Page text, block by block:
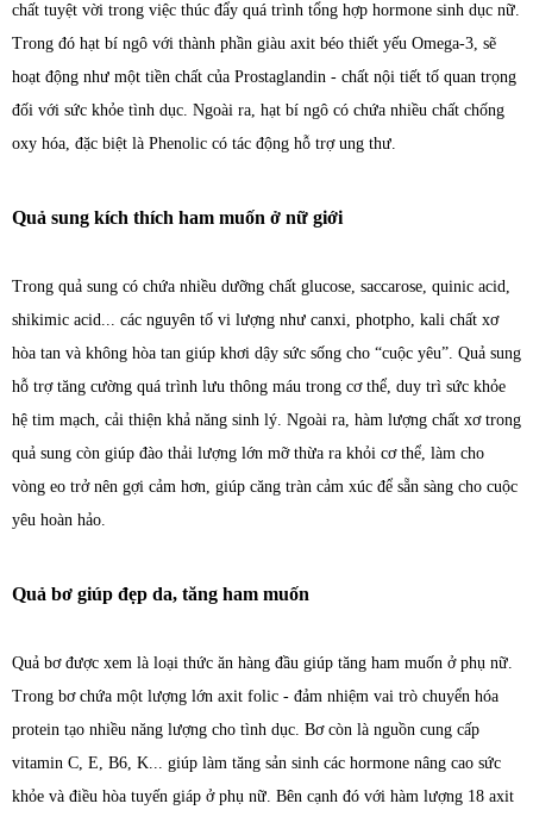
chất tuyệt vời trong việc thúc đẩy quá trình tổng hợp hormone sinh dục nữ.
Trong đó hạt bí ngô với thành phần giàu axit béo thiết yếu Omega-3, sẽ
hoạt động như một tiền chất của Prostaglandin - chất nội tiết tố quan trọng
đối với sức khỏe tình dục. Ngoài ra, hạt bí ngô có chứa nhiều chất chống
oxy hóa, đặc biệt là Phenolic có tác động hỗ trợ ung thư.
Quả sung kích thích ham muốn ở nữ giới
Trong quả sung có chứa nhiều dưỡng chất glucose, saccarose, quinic acid,
shikimic acid... các nguyên tố vi lượng như canxi, photpho, kali chất xơ
hòa tan và không hòa tan giúp khơi dậy sức sống cho “cuộc yêu”. Quả sung
hỗ trợ tăng cường quá trình lưu thông máu trong cơ thể, duy trì sức khỏe
hệ tim mạch, cải thiện khả năng sinh lý. Ngoài ra, hàm lượng chất xơ trong
quả sung còn giúp đào thải lượng lớn mỡ thừa ra khỏi cơ thể, làm cho
vòng eo trở nên gợi cảm hơn, giúp căng tràn cảm xúc để sẵn sàng cho cuộc
yêu hoàn hảo.
Quả bơ giúp đẹp da, tăng ham muốn
Quả bơ được xem là loại thức ăn hàng đầu giúp tăng ham muốn ở phụ nữ.
Trong bơ chứa một lượng lớn axit folic - đảm nhiệm vai trò chuyển hóa
protein tạo nhiều năng lượng cho tình dục. Bơ còn là nguồn cung cấp
vitamin C, E, B6, K... giúp làm tăng sản sinh các hormone nâng cao sức
khỏe và điều hòa tuyến giáp ở phụ nữ. Bên cạnh đó với hàm lượng 18 axit